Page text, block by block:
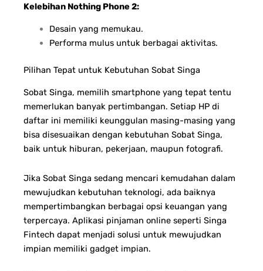
Kelebihan Nothing Phone 2:
Desain yang memukau.
Performa mulus untuk berbagai aktivitas.
Pilihan Tepat untuk Kebutuhan Sobat Singa
Sobat Singa, memilih smartphone yang tepat tentu
memerlukan banyak pertimbangan. Setiap HP di
daftar ini memiliki keunggulan masing-masing yang
bisa disesuaikan dengan kebutuhan Sobat Singa,
baik untuk hiburan, pekerjaan, maupun fotografi.
Jika Sobat Singa sedang mencari kemudahan dalam
mewujudkan kebutuhan teknologi, ada baiknya
mempertimbangkan berbagai opsi keuangan yang
terpercaya. Aplikasi pinjaman online seperti Singa
Fintech dapat menjadi solusi untuk mewujudkan
impian memiliki gadget impian.